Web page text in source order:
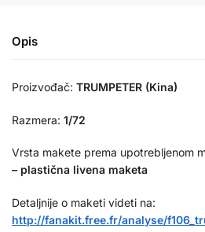
Opis
Proizvođač: TRUMPETER (Kina)
Razmera: 1/72
Vrsta makete prema upotrebljenom
– plastična livena maketa
Detaljnije o maketi videti na:
http://fanakit.free.fr/analyse/